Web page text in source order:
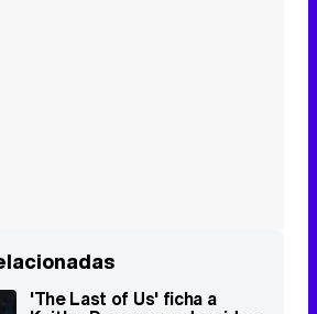
favorita para interpretar a
Abby en la segunda
temporada